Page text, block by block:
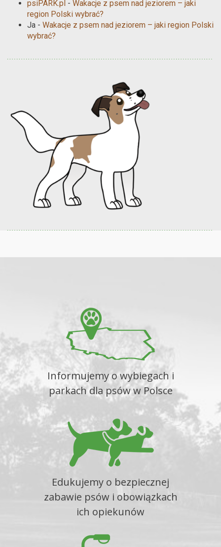
psiPARK.pl - Wakacje z psem nad jeziorem – jaki
region Polski wybrać?
Ja - Wakacje z psem nad jeziorem – jaki region Polski
wybrać?
Informujemy o wybiegach i
parkach dla psów w Polsce
Edukujemy o bezpiecznej
zabawie psów i obowiązkach
ich opiekunów